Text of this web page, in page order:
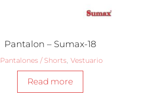
Pantalon – Sumax-18
Pantalones / Shorts Vestuario
Read more